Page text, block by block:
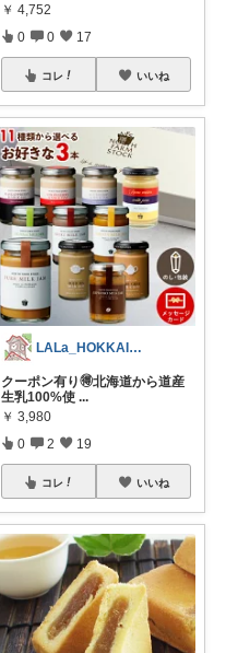
￥ 4,752
0 0 17
コレ いいね
LALa_HOKKAIDO北海道移住生活
クーポン有り🉐北海道から道産
生乳100%使 ...
￥ 3,980
0 2 19
コレ いいね